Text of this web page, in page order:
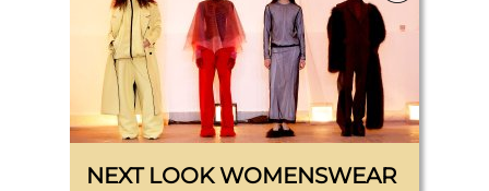
NEXT LOOK WOMENSWEAR